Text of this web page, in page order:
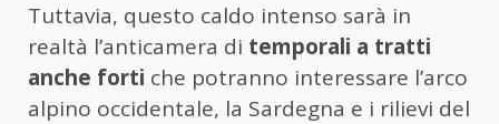
Tuttavia, questo caldo intenso sarà in
realtà l’anticamera di temporali a tratti
anche forti che potranno interessare l’arco
alpino occidentale, la Sardegna e i rilievi del